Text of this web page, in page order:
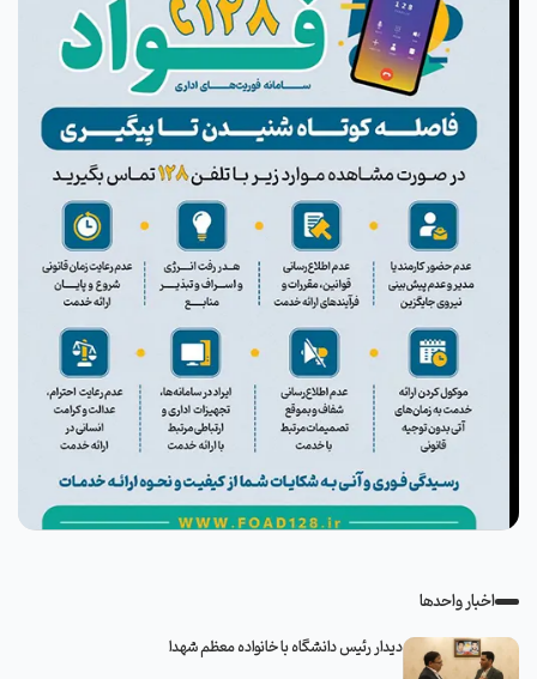
اخبار واحدها
دیدار رئیس دانشگاه با خانواده معظم شهدا